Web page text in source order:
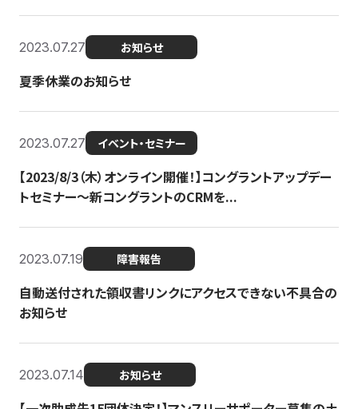
2023.07.27 お知らせ
夏季休業のお知らせ
2023.07.27 イベント・セミナー
【2023/8/3（木）オンライン開催！】コングラントアップデー
トセミナー〜新コングラントのCRMを...
2023.07.19 障害報告
自動送付された領収書リンクにアクセスできない不具合の
お知らせ
2023.07.14 お知らせ